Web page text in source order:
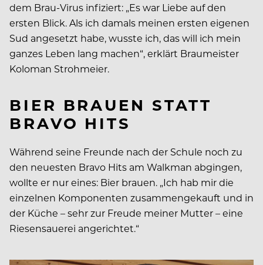
dem Brau-Virus infiziert: „Es war Liebe auf den
ersten Blick. Als ich damals meinen ersten eigenen
Sud angesetzt habe, wusste ich, das will ich mein
ganzes Leben lang machen“, erklärt Braumeister
Koloman Strohmeier.
BIER BRAUEN STATT
BRAVO HITS
Während seine Freunde nach der Schule noch zu
den neuesten Bravo Hits am Walkman abgingen,
wollte er nur eines: Bier brauen. „Ich hab mir die
einzelnen Komponenten zusammengekauft und in
der Küche – sehr zur Freude meiner Mutter – eine
Riesensauerei angerichtet.“